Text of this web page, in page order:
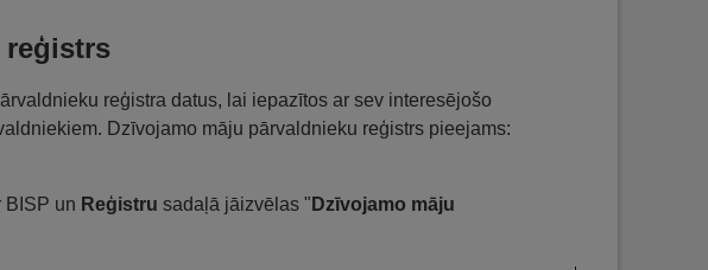
reģistrs
reģistra datus, lai iepazītos ar sev interesējošo
Dzīvojamo māju pārvaldnieku reģistrs pieejams:
BISP un Reģistru sadaļā jāizvēlas " Dzīvojamo māju